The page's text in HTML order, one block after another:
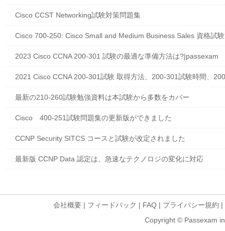
Cisco CCST Networking試験対策問題集
Cisco 700-250: Cisco Small and Medium Business Sales 資格試
2023 Cisco CCNA 200-301 試験の最適な準備方法は?|passexam
2021 Cisco CCNA 200-301試験 取得方法、200-301試験時間、
最新の210-260試験勉強資料は本試験から多数をカバー
Cisco 400-251試験問題集の更新版ができました
CCNP Security SITCS コースと試験が改定されました
最新版 CCNP Data 認定は、急速なテクノロジの変化に対応
会社概要 | フィードバック | FAQ | プライバシー規約 |
Copyright © Passexam